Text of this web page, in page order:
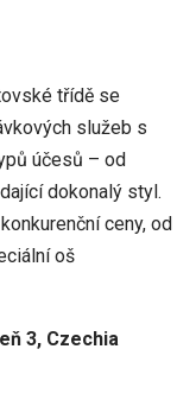
třídě se
služeb s
účesů – od
dokonalý styl.
ceny, od
oš
3, Czechia